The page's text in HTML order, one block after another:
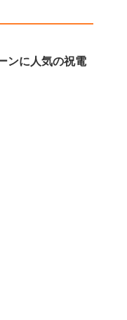
ンに人気の祝電